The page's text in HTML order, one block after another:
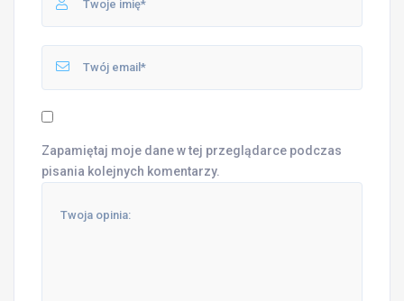
Zapamiętaj moje dane w tej przeglądarce podczas
pisania kolejnych komentarzy.